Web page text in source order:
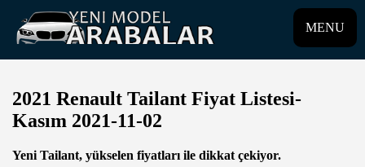
MENU
2021 Renault Tailant Fiyat Listesi-
Kasım 2021-11-02
Yeni Tailant, yükselen fiyatları ile dikkat çekiyor.